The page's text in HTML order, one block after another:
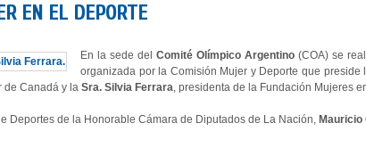
EN EL DEPORTE
En la sede del Comité Olímpico Argentino (COA) se
organizada por la Comisión Mujer y Deporte que preside
de Canadá y la Sra. Silvia Ferrara, presidenta de la Fundación Mujeres
Deportes de la Honorable Cámara de Diputados de La Nación, Mauricio